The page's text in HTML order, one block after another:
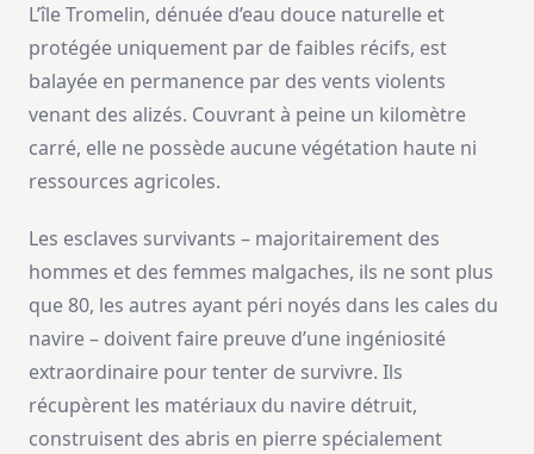
L’île Tromelin, dénuée d’eau douce naturelle et
protégée uniquement par de faibles récifs, est
balayée en permanence par des vents violents
venant des alizés. Couvrant à peine un kilomètre
carré, elle ne possède aucune végétation haute ni
ressources agricoles.
Les esclaves survivants – majoritairement des
hommes et des femmes malgaches, ils ne sont plus
que 80, les autres ayant péri noyés dans les cales du
navire – doivent faire preuve d’une ingéniosité
extraordinaire pour tenter de survivre. Ils
récupèrent les matériaux du navire détruit,
construisent des abris en pierre spécialement